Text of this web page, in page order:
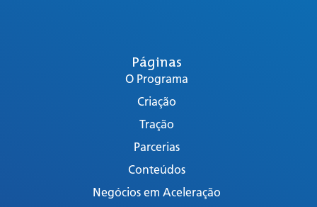
Páginas
O Programa
Criação
Tração
Parcerias
Conteúdos
Negócios em Aceleração